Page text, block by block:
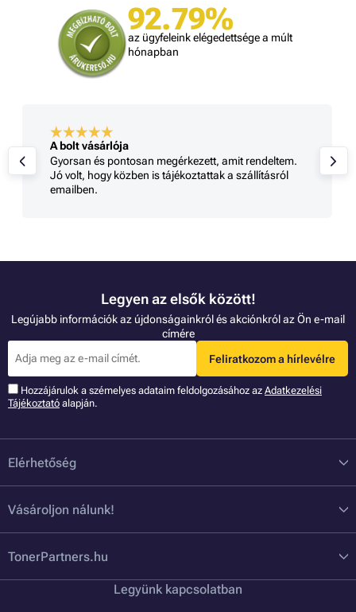
92.79%
az ügyfeleink elégedettsége a múlt
hónapban
A bolt vásárlója
Gyorsan és pontosan megérkezett, amit rendeltem.
Jó volt, hogy közben is tájékoztattak a szállításról
emailben.
Legyen az elsők között!
Legújabb információk az újdonságainkról és akciónkról az Ön e-mail
címére
Feliratkozom a hírlevélre
Hozzájárulok a szémelyes adataim feldolgozásához az Adatkezelési
Tájékoztató alapján.
Elérhetőség
Vásároljon nálunk!
TonerPartners.hu
Legyünk kapcsolatban